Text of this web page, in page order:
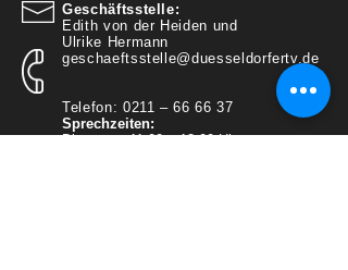
Geschäftsstelle:
Edith von der Heiden und
Ulrike Hermann
geschaeftsstelle@duesseldorfertv.de
Telefon: 0211 – 66 66 37
Sprechzeiten:
Dienstags 11.00 – 13.00 Uhr